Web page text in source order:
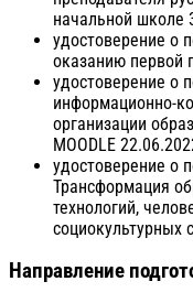
начальной школе
удостоверение о
оказанию первой
удостоверение о
информационно-
организации
MOODLE
удостоверение о
Трансформация
технологий,
социокультурных
Направление